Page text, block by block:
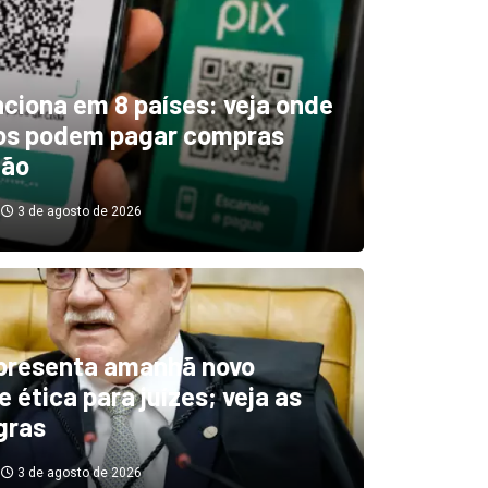
indica El Niño
diminuindo chuvas e
secas de rios
3 de agosto de 2026
em 8 países: veja onde
podem pagar compras
3 de agosto de 2026
amanhã novo
ética para juízes; veja as
3 de agosto de 2026